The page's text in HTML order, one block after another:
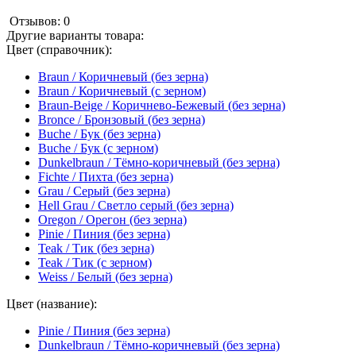
Отзывов: 0
Другие варианты товара:
Цвет (справочник):
Braun / Коричневый (без зерна)
Braun / Коричневый (с зерном)
Braun-Beige / Коричнево-Бежевый (без зерна)
Bronce / Бронзовый (без зерна)
Buche / Бук (без зерна)
Buche / Бук (с зерном)
Dunkelbraun / Тёмно-коричневый (без зерна)
Fichte / Пихта (без зерна)
Grau / Серый (без зерна)
Hell Grau / Светло серый (без зерна)
Oregon / Орегон (без зерна)
Pinie / Пиния (без зерна)
Teak / Тик (без зерна)
Teak / Тик (с зерном)
Weiss / Белый (без зерна)
Цвет (название):
Pinie / Пиния (без зерна)
Dunkelbraun / Тёмно-коричневый (без зерна)